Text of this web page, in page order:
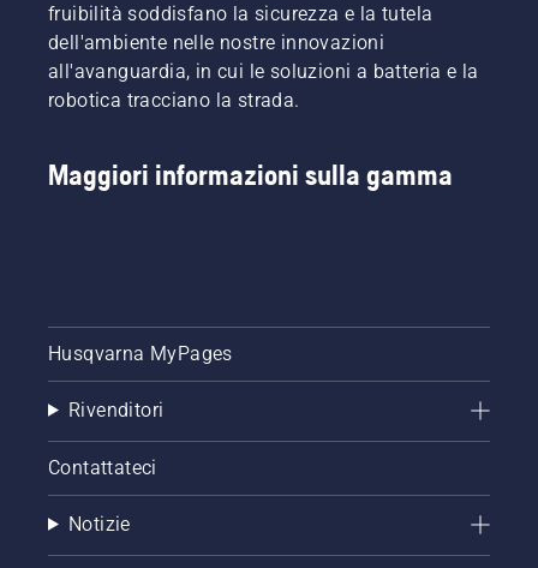
fruibilità soddisfano la sicurezza e la tutela
dell'ambiente nelle nostre innovazioni
all'avanguardia, in cui le soluzioni a batteria e la
robotica tracciano la strada.
Maggiori informazioni sulla gamma
Husqvarna MyPages
Rivenditori
Contattateci
Notizie